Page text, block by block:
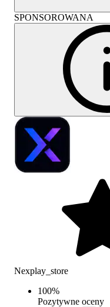
SPONSOROWANA
Nexplay_store
100%
Pozytywne oceny